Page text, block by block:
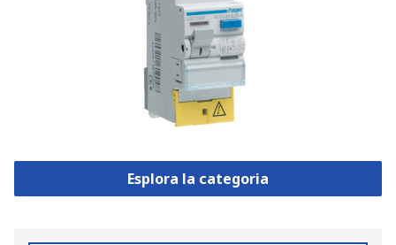
Esplora la categoria